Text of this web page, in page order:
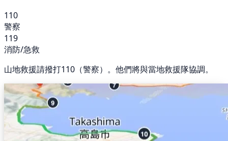
110
警察
119
消防/急救
山地救援請撥打110（警察）。他們將與當地救援隊協調。